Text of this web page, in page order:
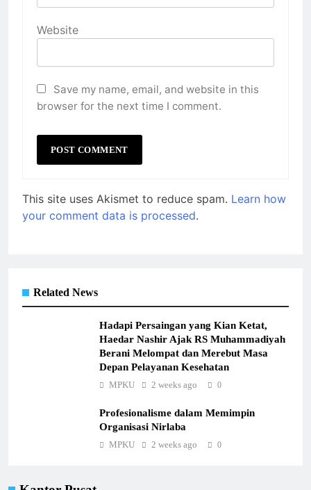
Website
Save my name, email, and website in this
browser for the next time I comment.
This site uses Akismet to reduce spam. Learn how
your comment data is processed.
Related News
Hadapi Persaingan yang Kian Ketat,
Haedar Nashir Ajak RS Muhammadiyah
Berani Melompat dan Merebut Masa
Depan Pelayanan Kesehatan
MPKU 2 weeks ago 0
Profesionalisme dalam Memimpin
Organisasi Nirlaba
MPKU 2 weeks ago 0